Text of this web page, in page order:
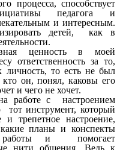
процесса, способствует
педагога и
и интересным.
детей, как в
ценность в моей
ответственность за то,
личность, то есть не был
он, понял, каковы его
и чего не хочет.
с настроением
инструмент, который
трепетное настроение,
планы и конспекты
работы и помогает